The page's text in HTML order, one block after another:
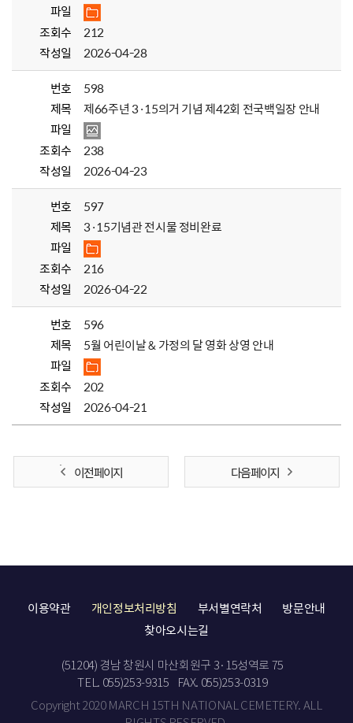
파일
조회수
212
작성일
2026-04-28
번호
598
제목
제66주년 3·15의거 기념 제42회 전국백일장 안내
파일
조회수
238
작성일
2026-04-23
번호
597
제목
3·15기념관 전시물 정비완료
파일
조회수
216
작성일
2026-04-22
번호
596
제목
5월 어린이날 & 가정의 달 영화 상영 안내
파일
조회수
202
작성일
2026-04-21
이전 페이지 다음 페이지
이용약관 개인정보처리방침 부서별연락처
방문안내
찾아오시는길
(51204) 경남 창원시 마산회원구 3·15성역로 75
TEL. 055)253-9315
FAX. 055)253-0319
Copyright 2020 MARCH 15TH NATIONAL CEMETERY. ALL